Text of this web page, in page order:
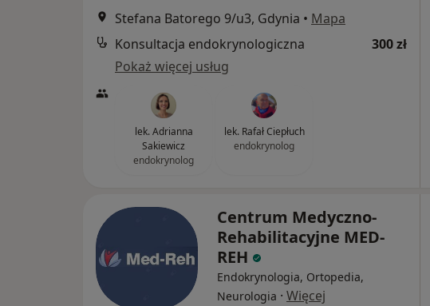
Stefana Batorego 9/u3, Gdynia • Mapa
Konsultacja endokrynologiczna
300 zł
Pokaż więcej usług
lek. Adrianna
Sakiewicz
endokrynolog
lek. Rafał Ciepłuch
endokrynolog
Centrum Medyczno-
Rehabilitacyjne MED-
REH
Endokrynologia, Ortopedia,
Neurologia · Więcej